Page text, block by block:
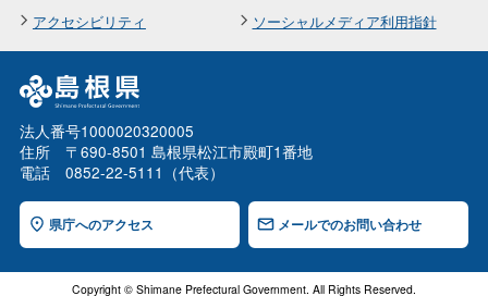
アクセシビリティ
ソーシャルメディア利用指針
法人番号1000020320005
住所 〒690-8501 島根県松江市殿町1番地
電話 0852-22-5111（代表）
県庁へのアクセス メールでのお問い合わせ
Copyright © Shimane Prefectural Government. All Rights Reserved.